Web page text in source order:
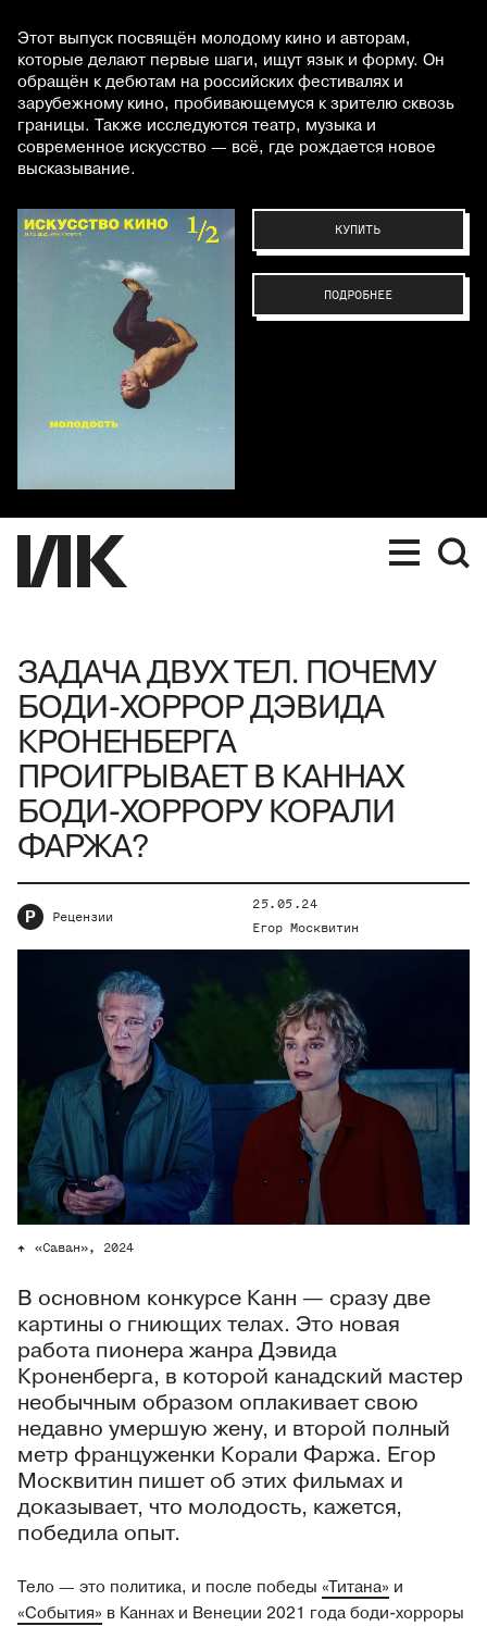
Этот выпуск посвящён молодому кино и авторам,
которые делают первые шаги, ищут язык и форму. Он
обращён к дебютам на российских фестивалях и
зарубежному кино, пробивающемуся к зрителю сквозь
границы. Также исследуются театр, музыка и
современное искусство — всё, где рождается новое
высказывание.
КУПИТЬ
ПОДРОБНЕЕ
ЗАДАЧА ДВУХ ТЕЛ. ПОЧЕМУ
БОДИ-ХОРРОР ДЭВИДА
КРОНЕНБЕРГА
ПРОИГРЫВАЕТ В КАННАХ
БОДИ-ХОРРОРУ КОРАЛИ
ФАРЖА?
Р Рецензии
25.05.24
Егор Москвитин
«Саван», 2024
В основном конкурсе Канн — сразу две
картины о гниющих телах. Это новая
работа пионера жанра Дэвида
Кроненберга, в которой канадский мастер
необычным образом оплакивает свою
недавно умершую жену, и второй полный
метр француженки Корали Фаржа. Егор
Москвитин пишет об этих фильмах и
доказывает, что молодость, кажетcя,
победила опыт.
Тело — это политика, и после победы «Титана» и
«События» в Каннах и Венеции 2021 года боди-хорроры